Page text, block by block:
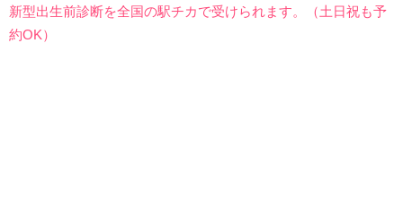
新型出生前診断を全国の駅チカで受けられます。（土日祝も予
約OK）